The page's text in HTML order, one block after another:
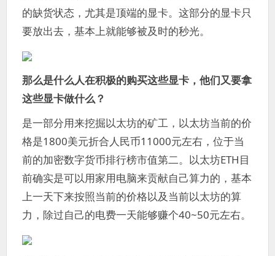
的缺货状态，尤其是顶端的显卡。这部分的显卡只
要放出去，基本上就能够被及时的秒光。
那么是什么人在积极的购买这些显卡，他们又要拿
这些显卡做什么？
是一部分用来挖掘以太坊的矿工，以太坊当前的价
格是1800美元折合人民币11000元左右，位于当
前的加密数字货币排行榜市值第二。以太坊ETH目
前确实是可以用家用电脑来贡献自己算力的，基本
上一天下来按照当前的价格以及当前以太坊的算
力，除过自己的电费一天能够赚个40~50元左右。